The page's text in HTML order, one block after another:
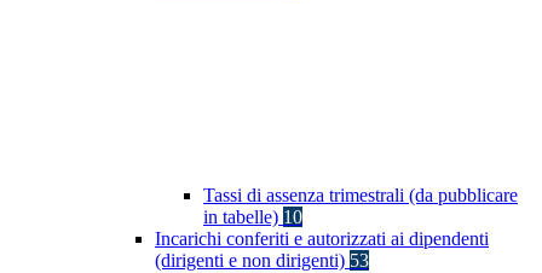
Tassi di assenza trimestrali (da pubblicare
in tabelle) 10
Incarichi conferiti e autorizzati ai dipendenti
(dirigenti e non dirigenti) 53